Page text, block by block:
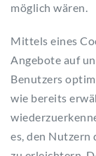
möglich wären.
Mittels eines
Angebote auf
Benutzers
wie bereits
es, den